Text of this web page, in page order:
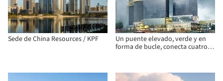
Sede de China Resources / KPF
Un puente elevado, verde y en
forma de bucle, conecta cuatro